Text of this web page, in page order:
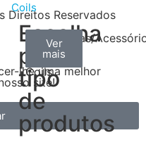
Coils
Escolha
por
tipo
de
produtos
Arame
Coils
Ver
mais
Algodão
Ver
mais
Ferramentas/
Ver
mais
Direitos Reservados
lhe uma melhor
site!